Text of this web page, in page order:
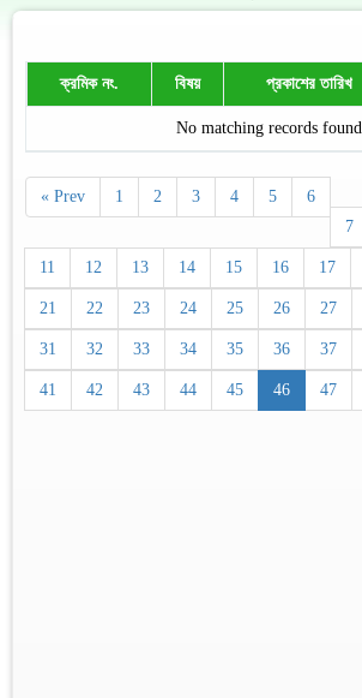
ক্রমিক নং. বিষয় প্রকাশের তারিখ
No matching records found
« Prev 1 2 3 4 5
6
7
11 12 13 14 15 16 17
21 22 23 24 25 26 27
31 32 33 34 35 36 37
41 42 43 44 45 46 47